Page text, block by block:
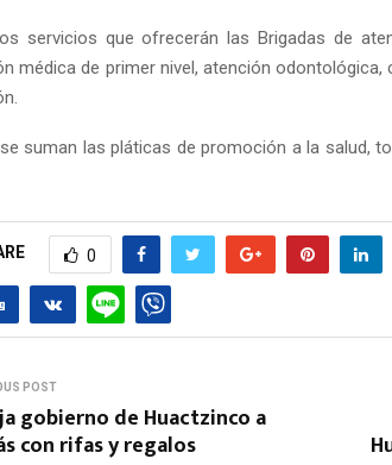
servicios que ofrecerán las Brigadas de
médica de primer nivel, atención
suman las pláticas de promoción a la salud,
0
POST
gobierno de Huactzinco a
con rifas y regalos